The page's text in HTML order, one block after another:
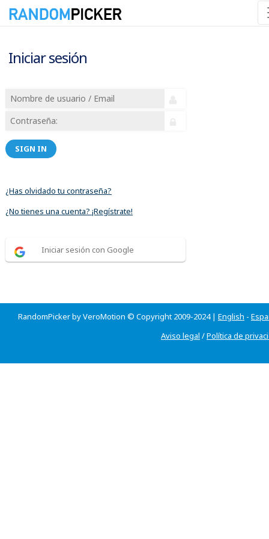
Iniciar sesión
SIGN IN
¿Has olvidado tu contraseña?
¿No tienes una cuenta? ¡Regístrate!
Iniciar sesión con Google
RandomPicker by VeroMotion © Copyright 2009-2024 | English -
Aviso legal /Política de